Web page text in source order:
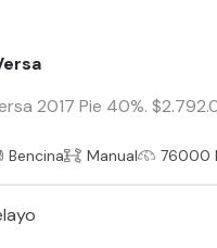
2017 Pie 40%.
Bencina Manual 76000